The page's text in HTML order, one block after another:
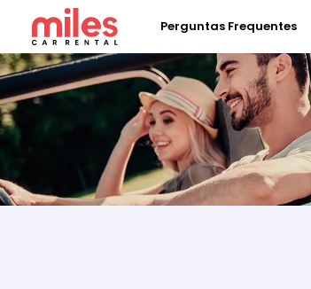
Perguntas Frequentes